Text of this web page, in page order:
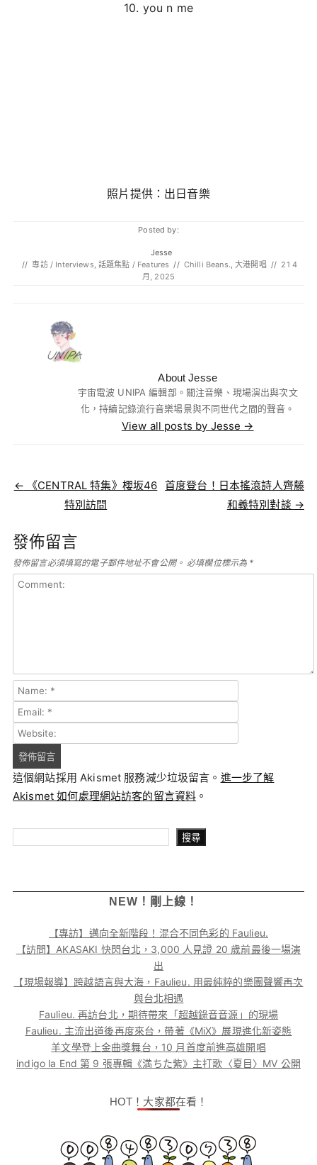
10. you n me
照片提供：出日音樂
Posted by:
Jesse
// 專訪 / Interviews,話題焦點 / Features // Chilli Beans.,大港開唱 // 21 4
月, 2025
About Jesse
宇宙電波 UNIPA 編輯部。關注音樂、現場演出與次文
化，持續記錄流行音樂場景與不同世代之間的聲音。
View all posts by Jesse →
Post navigation
← 《CENTRAL 特集》櫻坂46
特別訪問
首度登台！日本搖滾詩人齊藤
和義特別對談 →
發佈留言
發佈留言必須填寫的電子郵件地址不會公開。 必填欄位標示為 *
這個網站採用 Akismet 服務減少垃圾留言。 進一步了解
Akismet 如何處理網站訪客的留言資料 。
搜尋
NEW！剛上線！
【專訪】邁向全新階段！混合不同色彩的 Faulieu.
【訪問】AKASAKI 快閃台北，3,000 人見證 20 歲前最後一場演
出
【現場報導】跨越語言與大海，Faulieu. 用最純粹的樂團聲響再次
與台北相遇
Faulieu. 再訪台北，期待帶來「超越錄音音源」的現場
Faulieu. 主流出道後再度來台，帶著《MiX》展現進化新姿態
羊文學登上金曲獎舞台，10 月首度前進高雄開唱
indigo la End 第 9 張專輯《満ちた紫》主打歌〈夏目〉MV 公開
HOT！大家都在看！